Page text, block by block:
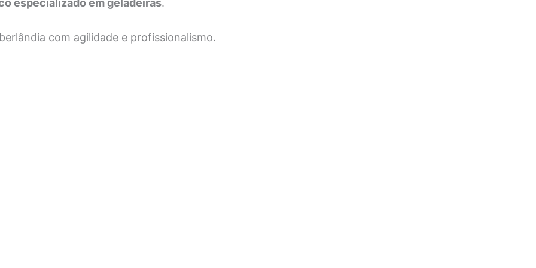
especializado em geladeiras.
com agilidade e profissionalismo.